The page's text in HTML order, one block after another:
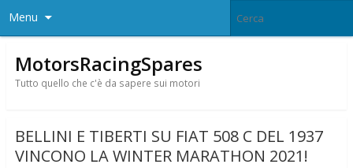
Menu
MotorsRacingSpares
Tutto quello che c'è da sapere sui motori
BELLINI E TIBERTI SU FIAT 508 C DEL 1937
VINCONO LA WINTER MARATHON 2021!